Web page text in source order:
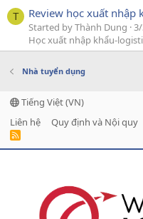
T Review học xuất nhập
Started by Thành Dung
Học xuất nhập khẩu-
Nhà tuyển dụng
Tiếng Việt (VN)
Liên hệ
Quy định và Nội quy
R